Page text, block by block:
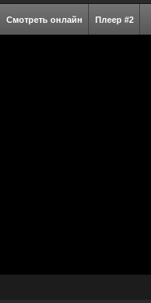
Смотреть онлайн Плеер #2